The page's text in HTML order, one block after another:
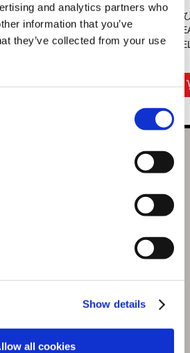
and analytics partners who
information that you’ve
they’ve collected from your use
Show details
all cookies
オハザード レク
メタルキー...
VOXENATION ぬい
ぐるみ
CAPCOM40th バ...
ム トートバッグ トマホーク
2,750円
(税込)